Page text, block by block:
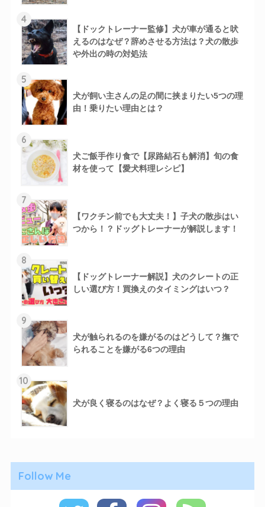
4
【ドックトレーナー監修】犬が車が通ると吠
えるのはなぜ？辞めさせる方法は？犬の散歩
や外出の時の対処法
5
犬が飼い主さんの足の間に挟まりたい5つの理
由！乗りたい理由とは？
6
犬ご飯手作り食で【尿路結石も解消】旬の食
材を使って【愛犬料理レシピ】
7
【ワクチン前でも大丈夫！】子犬の散歩はい
つから！？ドッグトレーナーが解説します！
8
【ドッグトレーナー解説】犬のクレートの正
しい選び方！買換えのタイミングはいつ？
9
犬が触られるのを嫌がるのはどうして？撫で
られることを嫌がる6つの理由
10
犬が良く寝るのはなぜ？よく寝る５つの理由
Follow Me